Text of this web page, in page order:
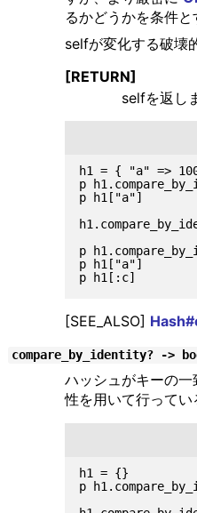
るかどうかを条件と
selfが変化する破壊
[RETURN]
selfを返し
h1 = { "a" =>
p
p h1["a"]
p
p h1["a"]
[SEE_ALSO]
compare_by_identity? ->
ハッシュがキーの
性を用いて行ってい
h1 = {}
p